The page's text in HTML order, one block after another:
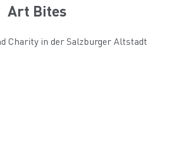
Art Bites
Charity in der Salzburger Altstadt